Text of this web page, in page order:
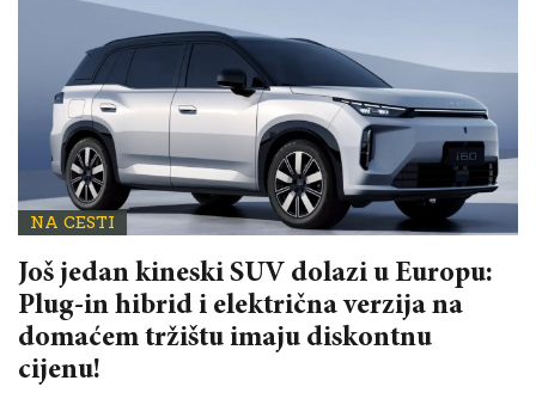
NA CESTI
Još jedan kineski SUV dolazi u Europu:
Plug-in hibrid i električna verzija na
domaćem tržištu imaju diskontnu
cijenu!